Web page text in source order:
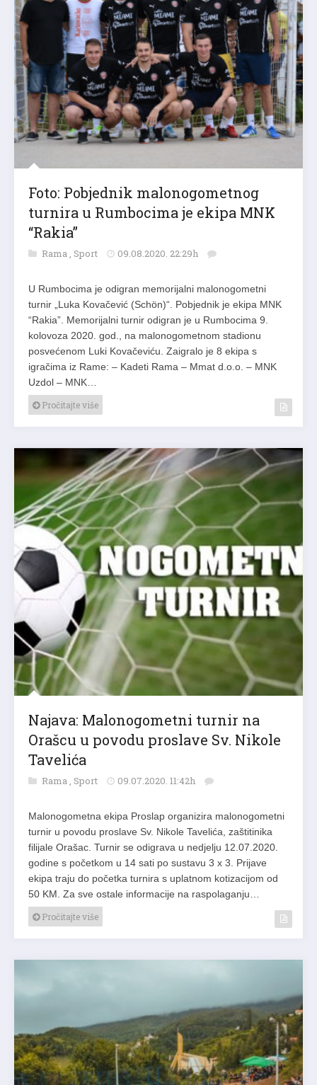
Foto: Pobjednik malonogometnog
turnira u Rumbocima je ekipa MNK
“Rakia”
Rama , Sport 09.08.2020. 22:29h
U Rumbocima je odigran memorijalni malonogometni
turnir „Luka Kovačević (Schön)“. Pobjednik je ekipa MNK
“Rakia”. Memorijalni turnir odigran je u Rumbocima 9.
kolovoza 2020. god., na malonogometnom stadionu
posvećenom Luki Kovačeviću. Zaigralo je 8 ekipa s
igračima iz Rame: – Kadeti Rama – Mmat d.o.o. – MNK
Uzdol – MNK…
Pročitajte više
Najava: Malonogometni turnir na
Orašcu u povodu proslave Sv. Nikole
Tavelića
Rama , Sport 09.07.2020. 11:42h
Malonogometna ekipa Proslap organizira malonogometni
turnir u povodu proslave Sv. Nikole Tavelića, zaštitinika
filijale Orašac. Turnir se odigrava u nedjelju 12.07.2020.
godine s početkom u 14 sati po sustavu 3 x 3. Prijave
ekipa traju do početka turnira s uplatnom kotizacijom od
50 KM. Za sve ostale informacije na raspolaganju…
Pročitajte više